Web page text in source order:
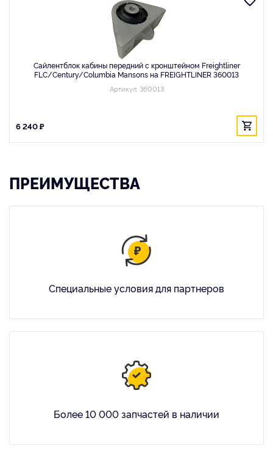
Сайлентблок кабины передний с кронштейном Freightliner
FLC/Century/Columbia Mansons на FREIGHTLINER 360013
Артикул: 360013
6 240 ₽
ПРЕИМУЩЕСТВА
Специальные условия для партнеров
Более 10 000 запчастей в наличии